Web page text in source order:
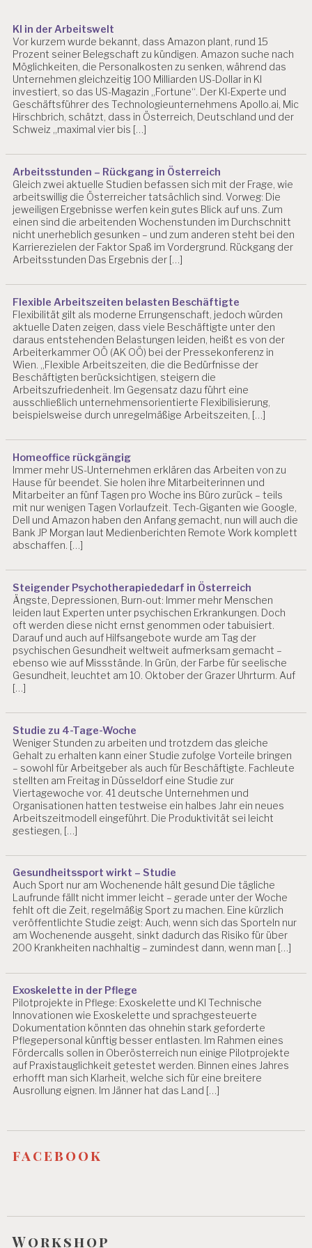
T
A
R
B
EI
T
S
P
Y
C
H
O
L
O
G
E
R
B
EI
T
S
P
S
Y
C
H
O
G
IE
A
R
B
EI
T
S
Y
C
H
O
L
O
G
IE
L
Z
B
U
R
A
R
T
S
SI
C
H
E
T
B
E
L
A
T
N
A
U
KI in der Arbeitswelt
Vor kurzem wurde bekannt, dass Amazon plant, rund 15
Prozent seiner Belegschaft zu kündigen. Amazon suche nach
Möglichkeiten, die Personalkosten zu senken, während das
Unternehmen gleichzeitig 100 Milliarden US-Dollar in KI
investiert, so das US-Magazin „Fortune“. Der KI-Experte und
Geschäftsführer des Technologieunternehmens Apollo.ai, Mic
Hirschbrich, schätzt, dass in Österreich, Deutschland und der
Schweiz „maximal vier bis […]
Arbeitsstunden – Rückgang in Österreich
Gleich zwei aktuelle Studien befassen sich mit der Frage, wie
arbeitswillig die Österreicher tatsächlich sind. Vorweg: Die
jeweiligen Ergebnisse werfen kein gutes Blick auf uns. Zum
einen sind die arbeitenden Wochenstunden im Durchschnitt
nicht unerheblich gesunken – und zum anderen steht bei den
Karrierezielen der Faktor Spaß im Vordergrund. Rückgang der
Arbeitsstunden Das Ergebnis der […]
Flexible Arbeitszeiten belasten Beschäftigte
Flexibilität gilt als moderne Errungenschaft, jedoch würden
aktuelle Daten zeigen, dass viele Beschäftigte unter den
daraus entstehenden Belastungen leiden, heißt es von der
Arbeiterkammer OÖ (AK OÖ) bei der Pressekonferenz in
Wien. „Flexible Arbeitszeiten, die die Bedürfnisse der
Beschäftigten berücksichtigen, steigern die
Arbeitszufriedenheit. Im Gegensatz dazu führt eine
ausschließlich unternehmensorientierte Flexibilisierung,
beispielsweise durch unregelmäßige Arbeitszeiten, […]
Homeoffice rückgängig
Immer mehr US-Unternehmen erklären das Arbeiten von zu
Hause für beendet. Sie holen ihre Mitarbeiterinnen und
Mitarbeiter an fünf Tagen pro Woche ins Büro zurück – teils
mit nur wenigen Tagen Vorlaufzeit. Tech-Giganten wie Google,
Dell und Amazon haben den Anfang gemacht, nun will auch die
Bank JP Morgan laut Medienberichten Remote Work komplett
abschaffen. […]
Steigender Psychotherapiededarf in Österreich
Ängste, Depressionen, Burn-out: Immer mehr Menschen
leiden laut Experten unter psychischen Erkrankungen. Doch
oft werden diese nicht ernst genommen oder tabuisiert.
Darauf und auch auf Hilfsangebote wurde am Tag der
psychischen Gesundheit weltweit aufmerksam gemacht –
ebenso wie auf Missstände. In Grün, der Farbe für seelische
Gesundheit, leuchtet am 10. Oktober der Grazer Uhrturm. Auf
[…]
Studie zu 4-Tage-Woche
Weniger Stunden zu arbeiten und trotzdem das gleiche
Gehalt zu erhalten kann einer Studie zufolge Vorteile bringen
– sowohl für Arbeitgeber als auch für Beschäftigte. Fachleute
stellten am Freitag in Düsseldorf eine Studie zur
Viertagewoche vor. 41 deutsche Unternehmen und
Organisationen hatten testweise ein halbes Jahr ein neues
Arbeitszeitmodell eingeführt. Die Produktivität sei leicht
gestiegen, […]
Gesundheitssport wirkt – Studie
Auch Sport nur am Wochenende hält gesund Die tägliche
Laufrunde fällt nicht immer leicht – gerade unter der Woche
fehlt oft die Zeit, regelmäßig Sport zu machen. Eine kürzlich
veröffentlichte Studie zeigt: Auch, wenn sich das Sporteln nur
am Wochenende ausgeht, sinkt dadurch das Risiko für über
200 Krankheiten nachhaltig – zumindest dann, wenn man […]
Exoskelette in der Pflege
Pilotprojekte in Pflege: Exoskelette und KI Technische
Innovationen wie Exoskelette und sprachgesteuerte
Dokumentation könnten das ohnehin stark geforderte
Pflegepersonal künftig besser entlasten. Im Rahmen eines
Fördercalls sollen in Oberösterreich nun einige Pilotprojekte
auf Praxistauglichkeit getestet werden. Binnen eines Jahres
erhofft man sich Klarheit, welche sich für eine breitere
Ausrollung eignen. Im Jänner hat das Land […]
facebook
Workshop